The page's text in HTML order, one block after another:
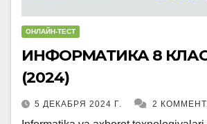
ОНЛАЙН-ТЕСТ
ИНФОРМАТИКА 8
(2024)
5 ДЕКАБРЯ 2024 Г. 2